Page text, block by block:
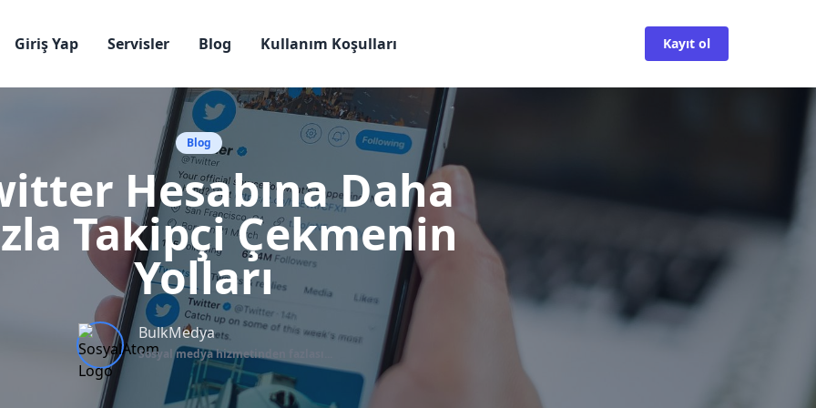
Giriş Yap Servisler Blog Kullanım Koşulları Kayıt ol
Blog
Hesabına Daha
Takipçi Çekmenin
Yolları
BulkMedya
Sosyal medya hizmetinden fazlası...